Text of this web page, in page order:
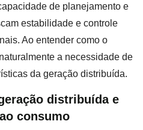
de planejamento e
estabilidade e controle
Ao entender como o
a necessidade de
da geração distribuída.
distribuída e
consumo